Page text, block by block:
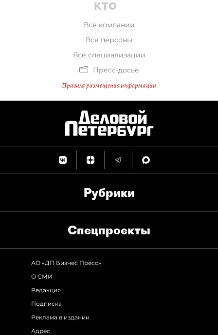
Все компании
Все персоны
Все специализации
Пресс-досье
Правила размещения информации
Рубрики
Спец­проекты
АО «ДП Бизнес Пресс»
О СМИ
Редакция
Подписка
Реклама в издании
Адрес